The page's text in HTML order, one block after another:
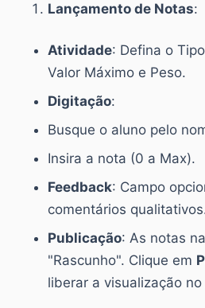
Lançamento de Notas:
Atividade: Defina o
Valor Máximo e Peso.
Digitação:
Busque o aluno pelo
Insira a nota (0 a Max).
Feedback: Campo
comentários
Publicação: As notas
"Rascunho". Clique em
liberar a visualização